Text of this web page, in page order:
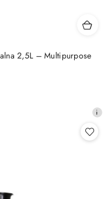
2,5L – Multipurpose